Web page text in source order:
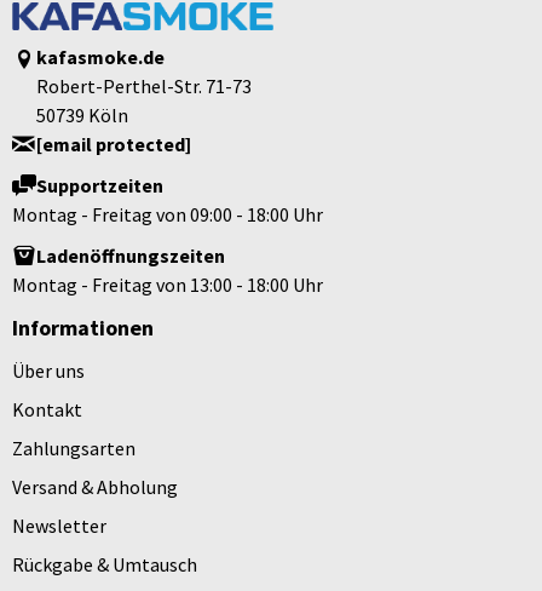
kafasmoke.de
Robert-Perthel-Str. 71-73
50739 Köln
[email protected]
Supportzeiten
Montag - Freitag von 09:00 - 18:00 Uhr
Ladenöffnungszeiten
Montag - Freitag von 13:00 - 18:00 Uhr
Informationen
Über uns
Kontakt
Zahlungsarten
Versand & Abholung
Newsletter
Rückgabe & Umtausch